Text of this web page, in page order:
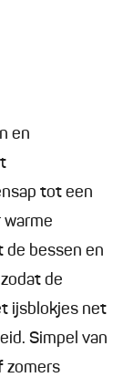
en
tot een
de bessen en
de
ijsblokjes net
Simpel van
zomers